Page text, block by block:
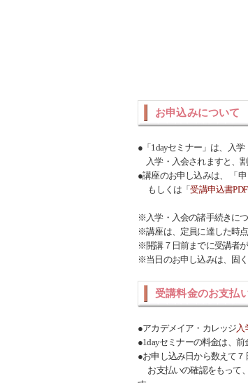
お申込みについて
●「1dayセミナー」は、入学
入学・入会されますと、
●講座のお申し込みは、 「
もしくは「受講申込書PDF
※入学・入会の諸手続きにつ
※講座は、定員に達した時
※開講７日前までに受講者
※当日のお申し込みは、固
受講料金のお支払
●アカデメイア・カレッジ入
●1dayセミナーの料金は、前
●お申し込み日から数えて７
お支払いの確認をもって、